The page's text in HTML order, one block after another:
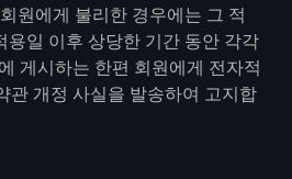
원에게 불리한 경우에는 그 적
일 이후 상당한 기간 동안 각각
게시하는 한편 회원에게 전자적
관 개정 사실을 발송하여 고지합